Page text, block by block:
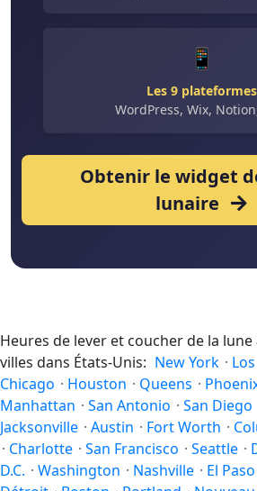
📱
Les 9 plateformes
WordPress, Wix,
Obtenir le widget
lunaire
Heures de lever et coucher de la
villes dans États-Unis: New York ·
Chicago · Houston · Queens ·
Manhattan · San Antonio · San Diego
Jacksonville · Austin · Fort Worth ·
· Charlotte · San Francisco · Seattle ·
D.C. · Washington · Nashville · El Paso